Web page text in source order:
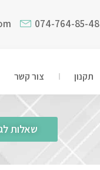
074-764-85-48
תקנון צור קשר
שאלות